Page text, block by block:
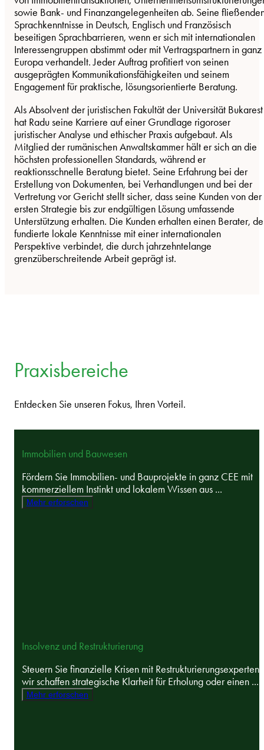
sowie Bank- und Finanzangelegenheiten ab. Seine
Sprachkenntnisse in Deutsch, Englisch und Französisch
beseitigen Sprachbarrieren, wenn er sich mit internationalen
Interessengruppen abstimmt oder mit Vertragspartnern in ganz
Europa verhandelt. Jeder Auftrag profitiert von seinen
ausgeprägten Kommunikationsfähigkeiten und seinem
Engagement für praktische, lösungsorientierte Beratung.
Als Absolvent der juristischen Fakultät der Universität Bukarest
hat Radu seine Karriere auf einer Grundlage rigoroser
juristischer Analyse und ethischer Praxis aufgebaut. Als
Mitglied der rumänischen Anwaltskammer hält er sich an die
höchsten professionellen Standards, während er
reaktionsschnelle Beratung bietet. Seine Erfahrung bei der
Erstellung von Dokumenten, bei Verhandlungen und bei der
Vertretung vor Gericht stellt sicher, dass seine Kunden von der
ersten Strategie bis zur endgültigen Lösung umfassende
Unterstützung erhalten. Die Kunden erhalten einen Berater,
fundierte lokale Kenntnisse mit einer internationalen
Perspektive verbindet, die durch jahrzehntelange
grenzüberschreitende Arbeit geprägt ist.
Praxisbereiche
Entdecken Sie unseren Fokus, Ihren Vorteil.
Immobilien und Bauwesen
Fördern Sie Immobilien- und Bauprojekte in ganz CEE mit
kommerziellem Instinkt und lokalem Wissen aus ...
Mehr erforschen
Insolvenz und Restrukturierung
Steuern Sie finanzielle Krisen mit Restrukturierungsexperten
wir schaffen strategische Klarheit für Erholung oder einen ...
Mehr erforschen